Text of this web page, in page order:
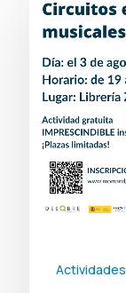
Fresquito:
Circuitos
electrónicos
musicales
Actividades